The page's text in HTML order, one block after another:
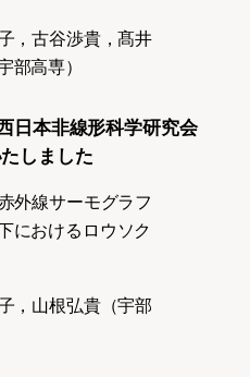
，古谷渉貴，髙井
部高専）
日本非線形科学研究会
しました
外線サーモグラフ
におけるロウソク
，山根弘貴（宇部